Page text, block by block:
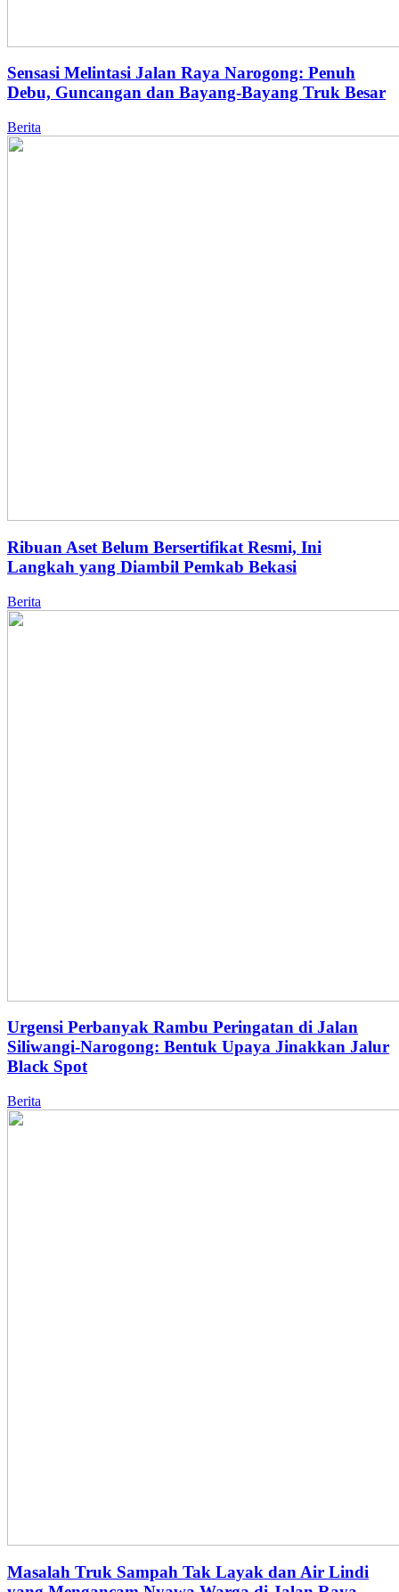
Sensasi Melintasi Jalan Raya Narogong: Penuh
Debu, Guncangan dan Bayang-Bayang Truk Besar
Berita
Ribuan Aset Belum Bersertifikat Resmi, Ini
Langkah yang Diambil Pemkab Bekasi
Berita
Urgensi Perbanyak Rambu Peringatan di Jalan
Siliwangi-Narogong: Bentuk Upaya Jinakkan Jalur
Black Spot
Berita
Masalah Truk Sampah Tak Layak dan Air Lindi